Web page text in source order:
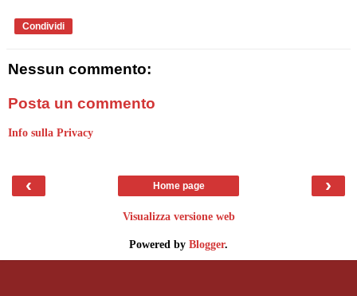
Condividi
Nessun commento:
Posta un commento
Info sulla Privacy
‹ ›
Home page
Visualizza versione web
Powered by Blogger.